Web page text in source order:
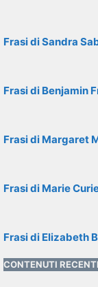
Frasi di Sandra
Frasi di Benjamin
Frasi di Margaret
Frasi di Marie
Frasi di Elizabeth
CONTENUTI RECENTI